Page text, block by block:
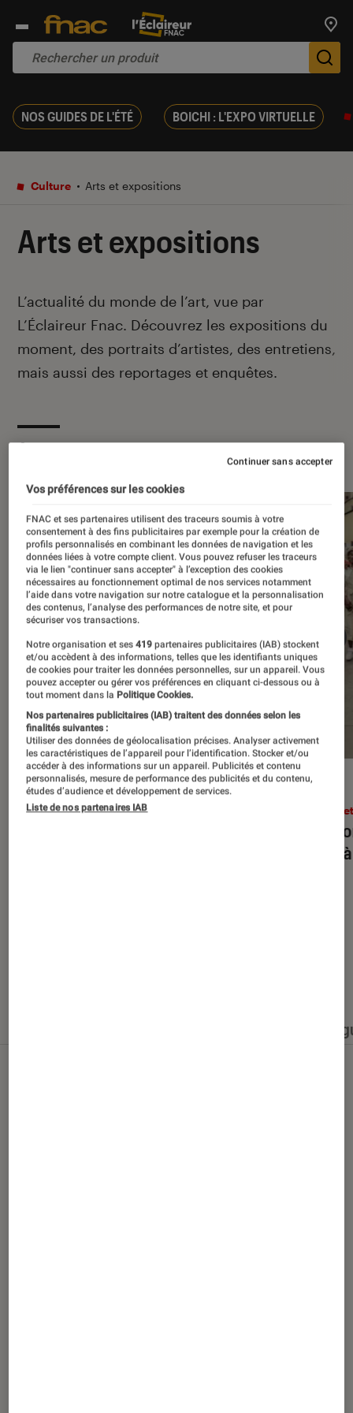
NOS GUIDES DE L'ÉTÉ BOICHI : L'EXPO VIRTUELLE
Culture Arts et expositions
Arts et expositions
Introduction
L’actualité du monde de l’art, vue par
L’Éclaireur Fnac. Découvrez les expositions du
moment, des portraits d’artistes, des entretiens,
mais aussi des reportages et enquêtes.
ENTRETIEN
Arts et expositions • 27 juin 2026
forts
ACTU
Arts
Sélections et
Vos préférences sur les cookies
FNAC et ses partenaires utilisent des traceurs soumis à votre
consentement à des fins publicitaires par exemple pour la création de
profils personnalisés en combinant les données de navigation et les
données liées à votre compte client. Vous pouvez refuser les traceurs
via le lien "continuer sans accepter" à l’exception des cookies
nécessaires au fonctionnement optimal de nos services notamment
l’aide dans votre navigation sur notre catalogue et la personnalisation
des contenus, l’analyse des performances de notre site, et pour
sécuriser vos transactions.
Notre organisation et ses419 partenaires publicitaires (IAB) stockent
et/ou accèdent à des informations, telles que les identifiants uniques
de cookies pour traiter les données personnelles, sur un appareil. Vous
pouvez accepter ou gérer vos préférences en cliquant ci-dessous ou à
tout moment dans la Politique Cookies.
Nos partenaires publicitaires (IAB) traitent des données selon les
finalités suivantes :
Utiliser des données de géolocalisation précises. Analyser activement
les caractéristiques de l’appareil pour l’identification. Stocker et/ou
accéder à des informations sur un appareil. Publicités et contenu
personnalisés, mesure de performance des publicités et du contenu,
études d’audience et développement de services.
Liste de nos partenaires IAB
Continuer sans accepter